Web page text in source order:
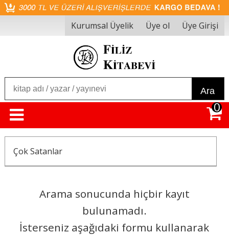
Kurumsal Üyelik Üye ol Üye Girişi
Ara
0
Çok Satanlar
Arama sonucunda hiçbir kayıt
bulunamadı.
İsterseniz aşağıdaki formu kullanarak